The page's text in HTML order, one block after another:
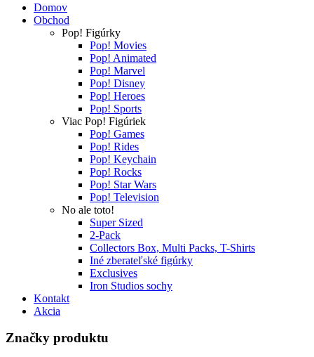
Domov
Obchod
Pop! Figúrky
Pop! Movies
Pop! Animated
Pop! Marvel
Pop! Disney
Pop! Heroes
Pop! Sports
Viac Pop! Figúriek
Pop! Games
Pop! Rides
Pop! Keychain
Pop! Rocks
Pop! Star Wars
Pop! Television
No ale toto!
Super Sized
2-Pack
Collectors Box, Multi Packs, T-Shirts
Iné zberateľské figúrky
Exclusives
Iron Studios sochy
Kontakt
Akcia
Značky produktu